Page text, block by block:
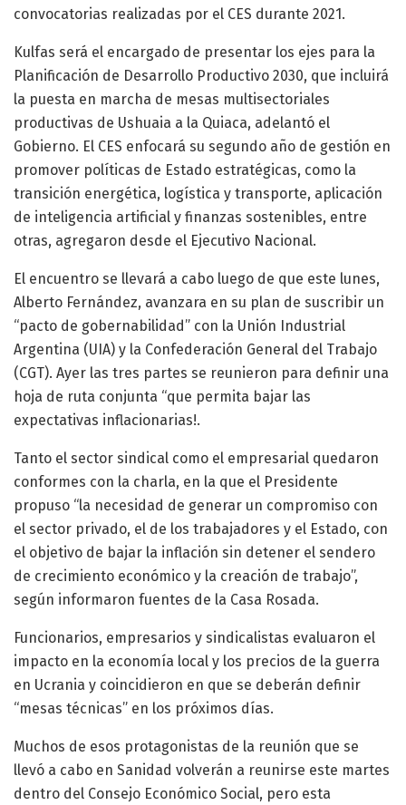
convocatorias realizadas por el CES durante 2021.
Kulfas será el encargado de presentar los ejes para la
Planificación de Desarrollo Productivo 2030, que incluirá
la puesta en marcha de mesas multisectoriales
productivas de Ushuaia a la Quiaca, adelantó el
Gobierno. El CES enfocará su segundo año de gestión en
promover políticas de Estado estratégicas, como la
transición energética, logística y transporte, aplicación
de inteligencia artificial y finanzas sostenibles, entre
otras, agregaron desde el Ejecutivo Nacional.
El encuentro se llevará a cabo luego de que este lunes,
Alberto Fernández, avanzara en su plan de suscribir un
“pacto de gobernabilidad” con la Unión Industrial
Argentina (UIA) y la Confederación General del Trabajo
(CGT). Ayer las tres partes se reunieron para definir una
hoja de ruta conjunta “que permita bajar las
expectativas inflacionarias!.
Tanto el sector sindical como el empresarial quedaron
conformes con la charla, en la que el Presidente
propuso “la necesidad de generar un compromiso con
el sector privado, el de los trabajadores y el Estado, con
el objetivo de bajar la inflación sin detener el sendero
de crecimiento económico y la creación de trabajo”,
según informaron fuentes de la Casa Rosada.
Funcionarios, empresarios y sindicalistas evaluaron el
impacto en la economía local y los precios de la guerra
en Ucrania y coincidieron en que se deberán definir
“mesas técnicas” en los próximos días.
Muchos de esos protagonistas de la reunión que se
llevó a cabo en Sanidad volverán a reunirse este martes
dentro del Consejo Económico Social, pero esta